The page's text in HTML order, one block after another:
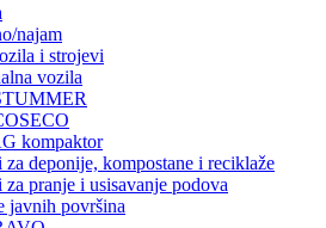
najam
i strojevi
vozila
kompaktor
za deponije, kompostane i reciklaže
za pranje i usisavanje podova
javnih površina